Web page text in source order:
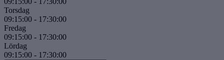
Torsdag
09:15:00 - 17:30:00
Fredag
09:15:00 - 17:30:00
Lördag
09:15:00 - 17:30:00